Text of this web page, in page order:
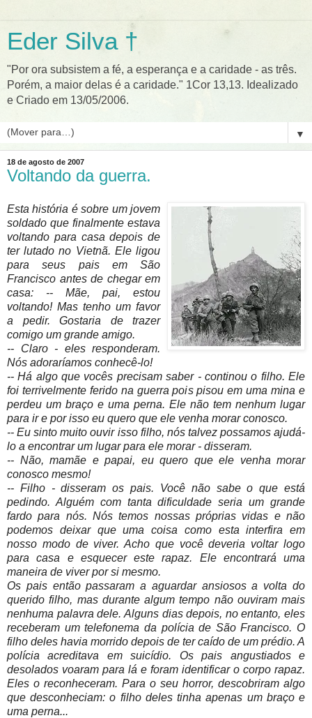
Eder Silva †
"Por ora subsistem a fé, a esperança e a caridade - as três.
Porém, a maior delas é a caridade." 1Cor 13,13. Idealizado
e Criado em 13/05/2006.
▼
18 de agosto de 2007
Voltando da guerra.
Esta história é sobre um jovem
soldado que finalmente estava
voltando para casa depois de
ter lutado no Vietnã. Ele ligou
para seus pais em São
Francisco antes de chegar em
casa: -- Mãe, pai, estou
voltando! Mas tenho um favor
a pedir. Gostaria de trazer
comigo um grande amigo.
-- Claro - eles responderam.
Nós adoraríamos conhecê-lo!
-- Há algo que vocês precisam saber - continou o filho. Ele
foi terrivelmente ferido na guerra pois pisou em uma mina e
perdeu um braço e uma perna. Ele não tem nenhum lugar
para ir e por isso eu quero que ele venha morar conosco.
-- Eu sinto muito ouvir isso filho, nós talvez possamos ajudá-
lo a encontrar um lugar para ele morar - disseram.
-- Não, mamãe e papai, eu quero que ele venha morar
conosco mesmo!
-- Filho - disseram os pais. Você não sabe o que está
pedindo. Alguém com tanta dificuldade seria um grande
fardo para nós. Nós temos nossas próprias vidas e não
podemos deixar que uma coisa como esta interfira em
nosso modo de viver. Acho que você deveria voltar logo
para casa e esquecer este rapaz. Ele encontrará uma
maneira de viver por si mesmo.
Os pais então passaram a aguardar ansiosos a volta do
querido filho, mas durante algum tempo não ouviram mais
nenhuma palavra dele. Alguns dias depois, no entanto, eles
receberam um telefonema da polícia de São Francisco. O
filho deles havia morrido depois de ter caído de um prédio. A
polícia acreditava em suicídio. Os pais angustiados e
desolados voaram para lá e foram identificar o corpo rapaz.
Eles o reconheceram. Para o seu horror, descobriram algo
que desconheciam: o filho deles tinha apenas um braço e
uma perna...